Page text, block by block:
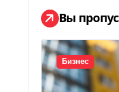
Вы
Бизнес